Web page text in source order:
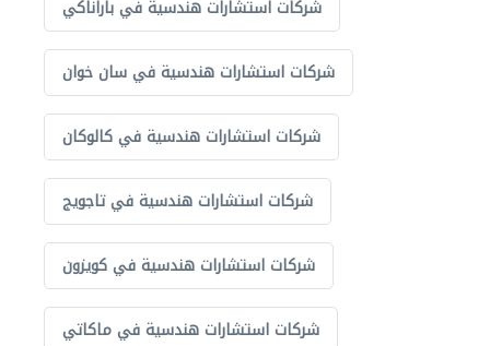
شركات استشارات هندسية في باراناكي
شركات استشارات هندسية في سان خوان
شركات استشارات هندسية في كالوكان
شركات استشارات هندسية في تاجويج
شركات استشارات هندسية في كويزون
شركات استشارات هندسية في ماكاتي